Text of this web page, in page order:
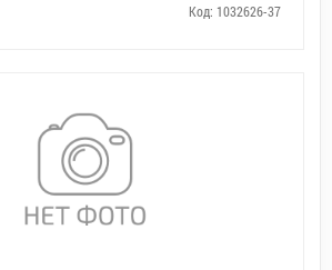
Код: 1032626-37